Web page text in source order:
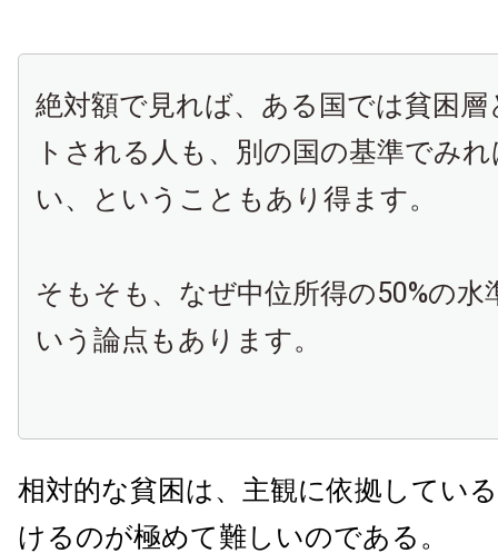
絶対額で見れば、ある国では貧困
トされる人も、別の国の基準でみ
い、ということもあり得ます。
そもそも、なぜ中位所得の50%の水
いう論点もあります。
相対的な貧困は、主観に依拠してい
けるのが極めて難しいのである。